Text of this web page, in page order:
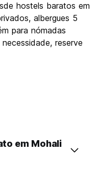
hostels baratos em
albergues 5
para nómadas
reserve
em Mohali